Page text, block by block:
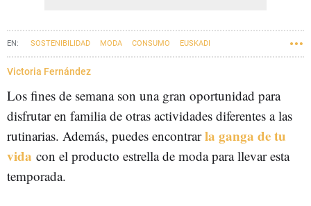
SOSTENIBILIDAD MODA CONSUMO EUSKADI
Victoria Fernández
Los fines de semana son una gran oportunidad para
disfrutar en familia de otras actividades diferentes a las
rutinarias. Además, puedes encontrarla ganga de tu
vida con el producto estrella de moda para llevar esta
temporada.